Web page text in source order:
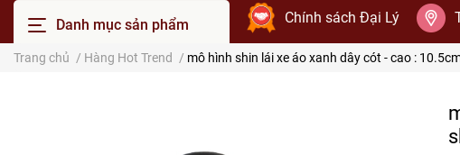
Danh mục sản phẩm Chính sách Đại Lý
Trang chủ / Hàng Hot Trend / mô hình shin lái xe áo xanh dây cót - cao :